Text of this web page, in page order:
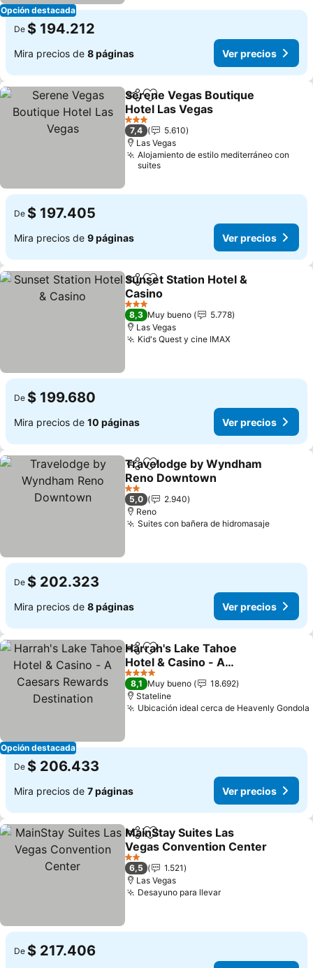
Opción destacada
De $ 194.212
Mira precios de 8 páginas Ver precios
CompartirAgregar a favoritos
Serene Vegas Boutique
Hotel Las Vegas
Ver precios
3 Estrellas
7,4
5.610
Las Vegas
Alojamiento de estilo mediterráneo con
suites
De $ 197.405
Mira precios de 9 páginas Ver precios
CompartirAgregar a favoritos
Sunset Station Hotel &
Casino
Ver precios
3 Estrellas
8,3 Muy bueno
5.778
Las Vegas
Kid's Quest y cine IMAXVer precios
De $ 199.680
Mira precios de 10 páginas Ver precios
Compartir
Agregar a favoritos
Travelodge by Wyndham
Reno Downtown
Ver precios
2 Estrellas
5,0
2.940
Reno
Suites con bañera de hidromasajeVer
De $ 202.323
Mira precios de 8 páginas Ver precios
Opción destacada
CompartirAgregar a favoritos
Harrah's Lake Tahoe
Hotel & Casino - A
Caesars Rewards
Destination
Ver precios
4 Estrellas
8,1 Muy bueno
18.692
Stateline
Ubicación ideal cerca de Heavenly Gondola
De $ 206.433
Mira precios de 7 páginas Ver precios
CompartirAgregar a favoritos
MainStay Suites Las
Vegas Convention Center
Ver precios
2 Estrellas
6,5
1.521
Las Vegas
Desayuno para llevarVer precios
De $ 217.406